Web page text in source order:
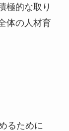
極的な取り
体の人材育
るために